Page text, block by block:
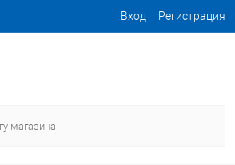
Вход Регистрация